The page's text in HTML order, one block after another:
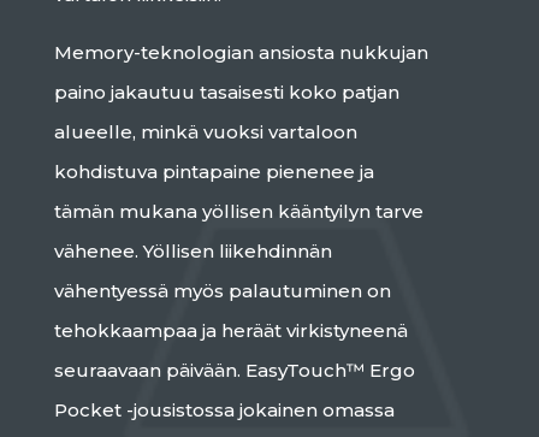
Memory-teknologian ansiosta nukkujan
paino jakautuu tasaisesti koko patjan
alueelle, minkä vuoksi vartaloon
kohdistuva pintapaine pienenee ja
tämän mukana yöllisen kääntyilyn tarve
vähenee. Yöllisen liikehdinnän
vähentyessä myös palautuminen on
tehokkaampaa ja heräät virkistyneenä
seuraavaan päivään. EasyTouch™ Ergo
Pocket -jousistossa jokainen omassa